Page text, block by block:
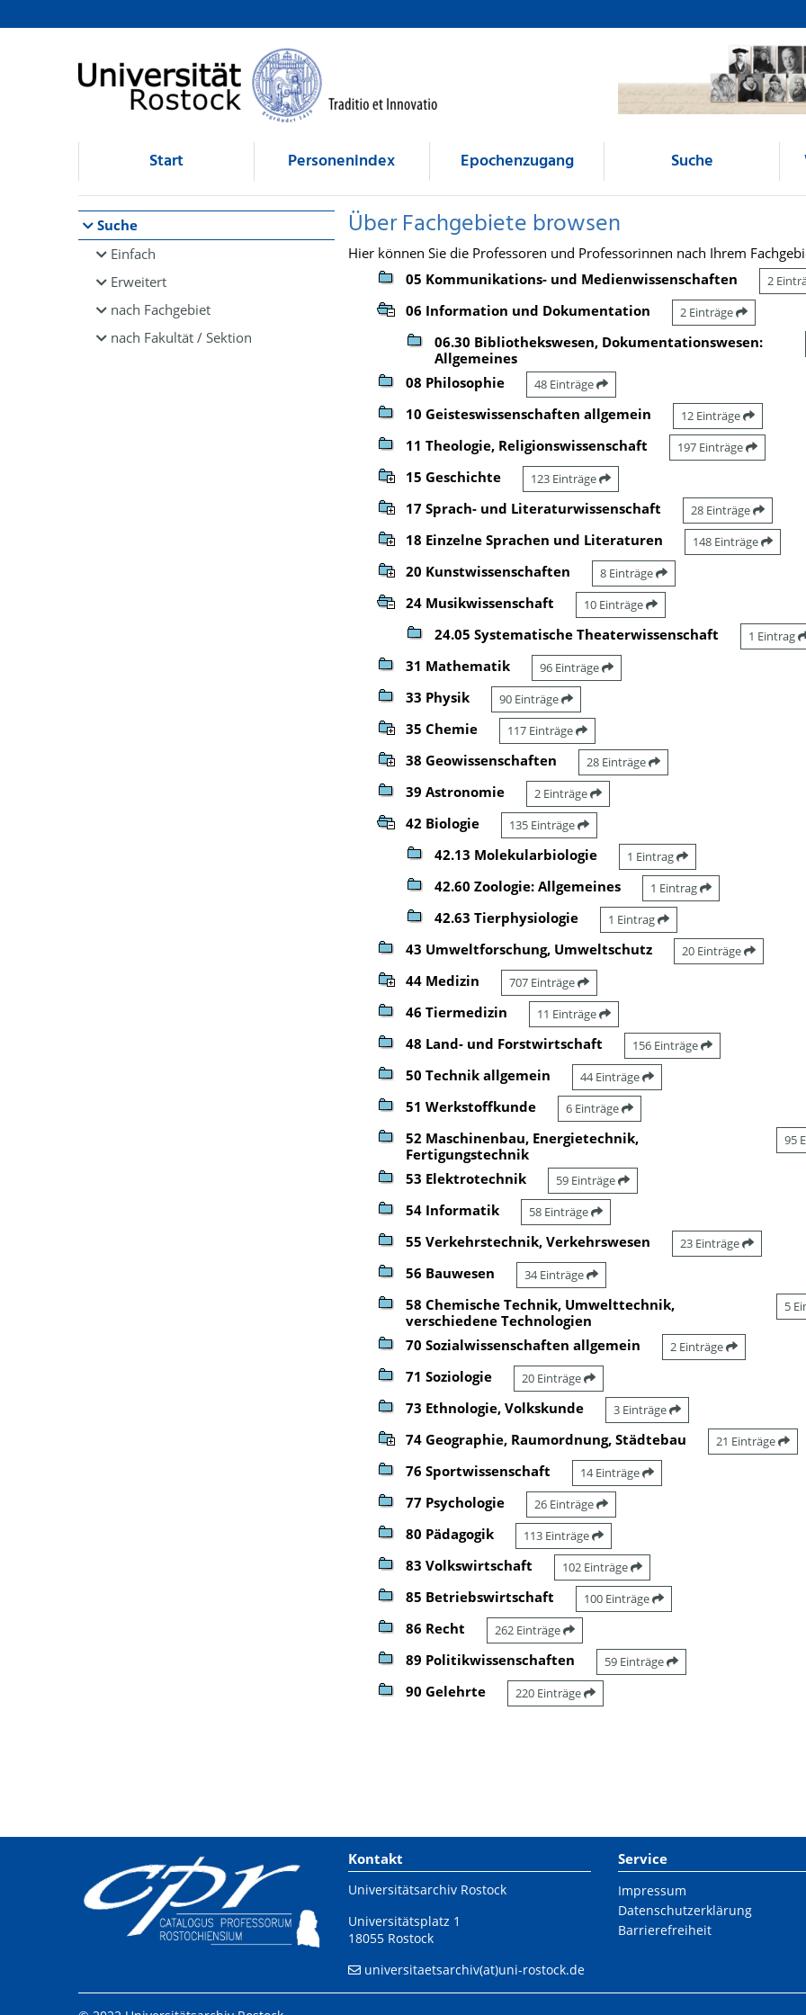
Browsen
direkt zum Inhalt
Start Personenindex Epochenzugang Suche
Suche
Einfach
Erweitert
nach Fachgebiet
nach Fakultät / Sektion
Über Fachgebiete browsen
Hier können Sie die Professoren und Professorinnen nach Ihrem
05 Kommunikations- und Medienwissenschaften
2
06 Information und Dokumentation 2 Einträge
06.30 Bibliothekswesen, Dokumentationswesen:
Allgemeines
08 Philosophie 48 Einträge
10 Geisteswissenschaften allgemein 12 Einträge
11 Theologie, Religionswissenschaft 197 Einträge
15 Geschichte 123 Einträge
17 Sprach- und Literaturwissenschaft 28 Einträge
18 Einzelne Sprachen und Literaturen 148 Einträge
20 Kunstwissenschaften 8 Einträge
24 Musikwissenschaft 10 Einträge
24.05 Systematische Theaterwissenschaft 1 Eintrag
31 Mathematik 96 Einträge
33 Physik 90 Einträge
35 Chemie 117 Einträge
38 Geowissenschaften 28 Einträge
39 Astronomie 2 Einträge
42 Biologie 135 Einträge
42.13 Molekularbiologie 1 Eintrag
42.60 Zoologie: Allgemeines 1 Eintrag
42.63 Tierphysiologie 1 Eintrag
43 Umweltforschung, Umweltschutz 20 Einträge
44 Medizin 707 Einträge
46 Tiermedizin 11 Einträge
48 Land- und Forstwirtschaft 156 Einträge
50 Technik allgemein 44 Einträge
51 Werkstoffkunde 6 Einträge
52 Maschinenbau, Energietechnik,
Fertigungstechnik
95
53 Elektrotechnik 59 Einträge
54 Informatik 58 Einträge
55 Verkehrstechnik, Verkehrswesen 23 Einträge
56 Bauwesen 34 Einträge
58 Chemische Technik, Umwelttechnik,
verschiedene Technologien
5
70 Sozialwissenschaften allgemein 2 Einträge
71 Soziologie 20 Einträge
73 Ethnologie, Volkskunde 3 Einträge
74 Geographie, Raumordnung, Städtebau 21 Einträge
76 Sportwissenschaft 14 Einträge
77 Psychologie 26 Einträge
80 Pädagogik 113 Einträge
83 Volkswirtschaft 102 Einträge
85 Betriebswirtschaft 100 Einträge
86 Recht 262 Einträge
89 Politikwissenschaften 59 Einträge
90 Gelehrte 220 Einträge
Kontakt
Universitätsarchiv Rostock
Universitätsplatz 1
18055 Rostock
universitaetsarchiv(at)uni-rostock.de
Service
Impressum
Datenschutzerklärung
Barrierefreiheit